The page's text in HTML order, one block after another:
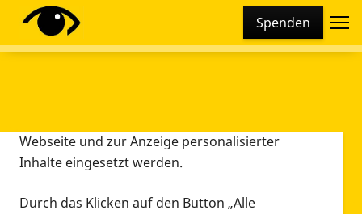
Spenden
Diese Webseite setzt verschiedene Cookies und
Tracking-Tools ein. Dies beinhaltet Cookies und
Webseite und zur Anzeige personalisierter
Inhalte eingesetzt werden.
Durch das Klicken auf den Button „Alle